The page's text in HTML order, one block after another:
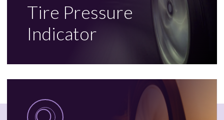
Tire Pressure
Indicator